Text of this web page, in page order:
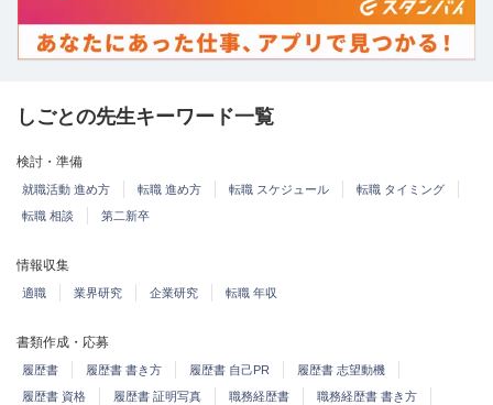
しごとの先生キーワード一覧
検討・準備
就職活動 進め方 転職 進め方 転職 スケジュール
転職 タイミング
転職 相談
第二新卒
情報収集
適職 業界研究 企業研究 転職 年収
書類作成・応募
履歴書 履歴書 書き方 履歴書 自己PR
履歴書 志望動機
履歴書 資格
履歴書 証明写真 職務経歴書
職務経歴書 書き方